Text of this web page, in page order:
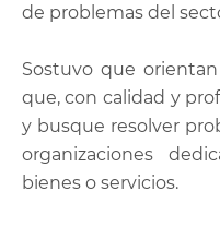
de problemas del
Sostuvo que
que, con calidad y
y busque resolver
organizaciones
bienes o servicios.